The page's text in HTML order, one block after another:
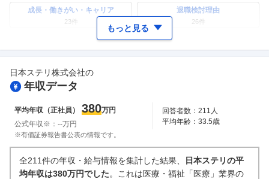
成長・働きがい・キャリア
23件
退職検討理由
26件
ワークライフバランス 女性の活躍・働きやすさ
副業
6件
人事・評価制度
12件 9 件
企業の選考に関するクチコミ
中途採用面接・選考
49件
新卒採用面接・選考
件
もっと見る
日本ステリ株式会社の
年収データ
平均年収（正社員） 380万円
公式年収※： --万円
回答者数：211 人
平均年齢：33.5歳
※有価証券報告書公表の情報です。
全211件の年収・給与情報を集計した結果、
日本ステリの平
均年収は380万円でした。これは医療・福祉「医療」業界の